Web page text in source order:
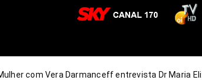
com Vera Darmanceff entrevista Dr Maria